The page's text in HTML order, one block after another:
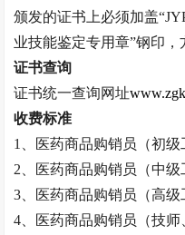
颁发的证书上必须加盖“
业技能鉴定专用章”钢印，
证书查询
证书统一查询网址
收费标准
1
、医药商品购销员（初级
2 、医药商品购销员（中级
3 、医药商品购销员（高级
4 、医药商品购销员（技师